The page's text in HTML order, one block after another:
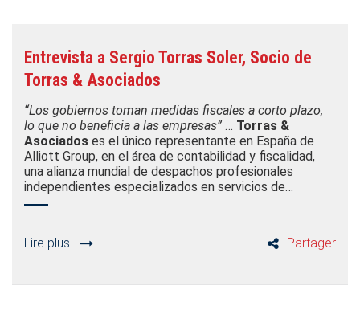
Entrevista a Sergio Torras Soler, Socio de
Torras & Asociados
“Los gobiernos toman medidas fiscales a corto plazo,
lo que no beneficia a las empresas” … Torras &
Asociados es el único representante en España de
Alliott Group, en el área de contabilidad y fiscalidad,
una alianza mundial de despachos profesionales
independientes especializados en servicios de…
Lire plus Partager